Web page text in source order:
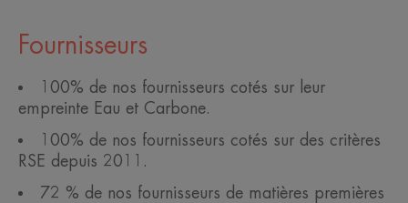
Fournisseurs
100% de nos fournisseurs cotés sur leur
empreinte Eau et Carbone.
100% de nos fournisseurs cotés sur des critères
RSE depuis 2011.
72 % de nos fournisseurs de matières premières